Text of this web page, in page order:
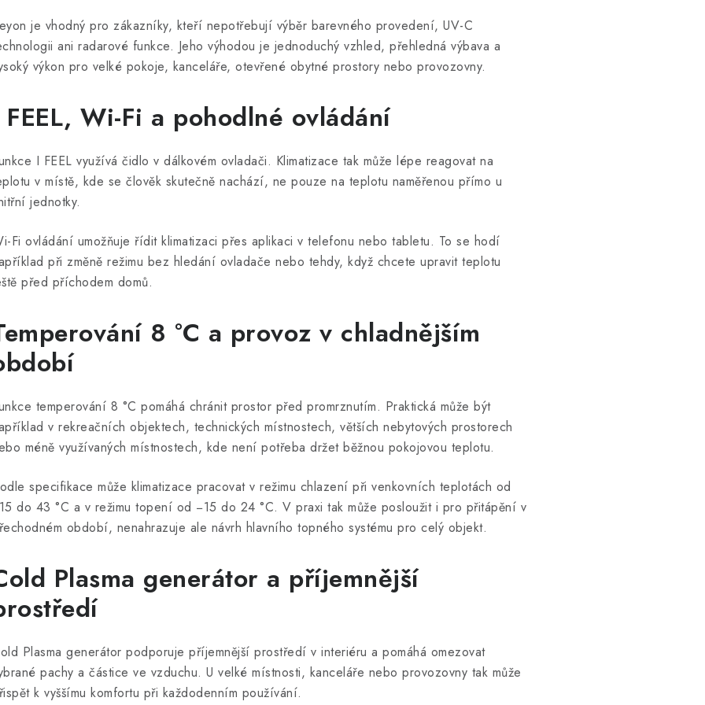
je vhodný pro zákazníky, kteří nepotřebují výběr barevného provedení, UV-C
ani radarové funkce. Jeho výhodou je jednoduchý vzhled, přehledná výbava a
výkon pro velké pokoje, kanceláře, otevřené obytné prostory nebo provozovny.
FEEL, Wi-Fi a pohodlné ovládání
I FEEL využívá čidlo v dálkovém ovladači. Klimatizace tak může lépe reagovat na
v místě, kde se člověk skutečně nachází, ne pouze na teplotu naměřenou přímo u
jednotky.
Fi ovládání umožňuje řídit klimatizaci přes aplikaci v telefonu nebo tabletu. To se hodí
při změně režimu bez hledání ovladače nebo tehdy, když chcete upravit teplotu
před příchodem domů.
8 °C a provoz v chladnějším
temperování 8 °C pomáhá chránit prostor před promrznutím. Praktická může být
v rekreačních objektech, technických místnostech, větších nebytových prostorech
méně využívaných místnostech, kde není potřeba držet běžnou pokojovou teplotu.
specifikace může klimatizace pracovat v režimu chlazení při venkovních teplotách od
do 43 °C a v režimu topení od −15 do 24 °C. V praxi tak může posloužit i pro přitápění v
období, nenahrazuje ale návrh hlavního topného systému pro celý objekt.
Plasma generátor a příjemnější
Plasma generátor podporuje příjemnější prostředí v interiéru a pomáhá omezovat
pachy a částice ve vzduchu. U velké místnosti, kanceláře nebo provozovny tak může
k vyššímu komfortu při každodenním používání.